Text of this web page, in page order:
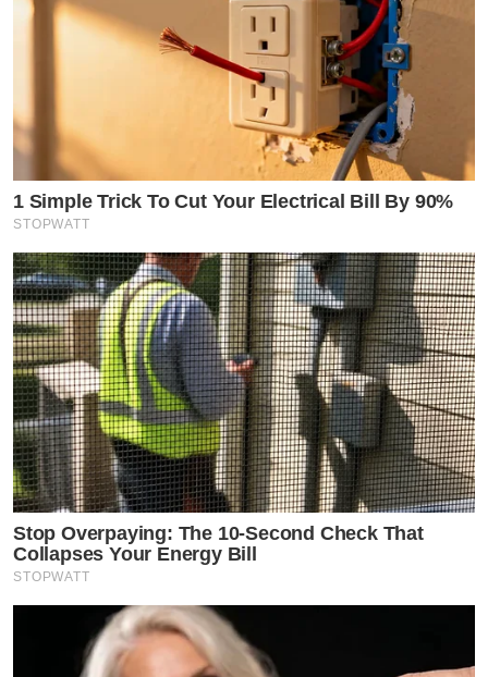
1 Simple Trick To Cut Your Electrical Bill By 90%
STOPWATT
Stop Overpaying: The 10-Second Check That
Collapses Your Energy Bill
STOPWATT